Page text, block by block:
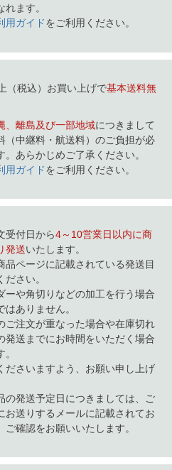
れます。
用ガイドをご利用ください。
（税込）お買い上げで基本送料無
、離島及び一部地域につきまして
（中継料・航送料）のご負担が必
。あらかじめご了承ください。
用ガイドをご利用ください。
受付日から4～10営業日以内に商
発送いたします。
品ページに記載されている発送目
さい。
ーや角切りなどの加工を行う場合
はありません。
ご注文が重なった場合や在庫切れ
発送までにお時間をいただく場合
ださいますよう、お願い申し上げ
の発送予定日につきましては、ご
お送りするメールに記載されてお
ご確認をお願いいたします。